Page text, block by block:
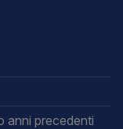
anni precedenti